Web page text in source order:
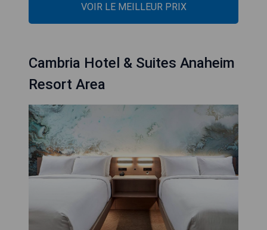
VOIR LE MEILLEUR PRIX
Cambria Hotel & Suites Anaheim
Resort Area